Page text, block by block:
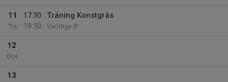
11
Tis
17:30
18:30
Träning Konstgräs
Veddige IP
12
Ons
13